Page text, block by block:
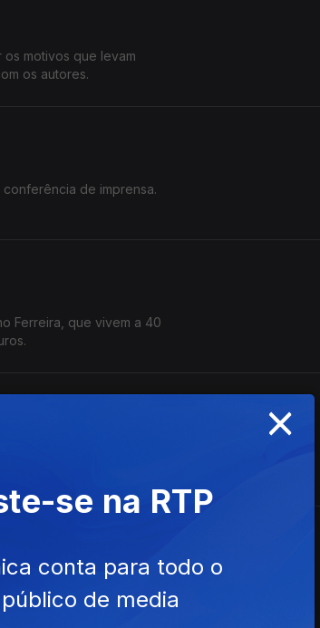
motivos que levam
os autores.
de imprensa.
Ferreira, que vivem a 40
Kristin. Aos
Antunes
Nacional dos Coches
×
se na RTP
conta para todo o
de media